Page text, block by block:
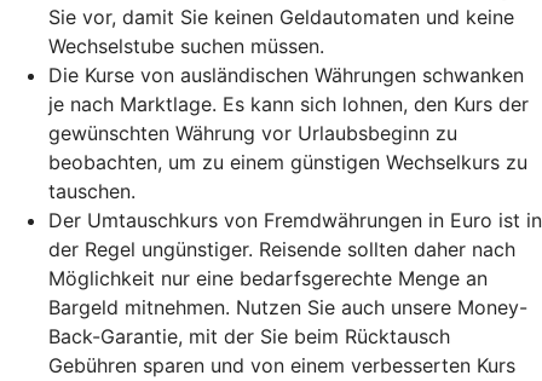
Sie vor, damit Sie keinen Geldautomaten und keine
Wechselstube suchen müssen.
Die Kurse von ausländischen Währungen schwanken
je nach Marktlage. Es kann sich lohnen, den Kurs der
gewünschten Währung vor Urlaubsbeginn zu
beobachten, um zu einem günstigen Wechselkurs zu
tauschen.
Der Umtauschkurs von Fremdwährungen in Euro ist in
der Regel ungünstiger. Reisende sollten daher nach
Möglichkeit nur eine bedarfsgerechte Menge an
Bargeld mitnehmen. Nutzen Sie auch unsere Money-
Back-Garantie, mit der Sie beim Rücktausch
Gebühren sparen und von einem verbesserten Kurs